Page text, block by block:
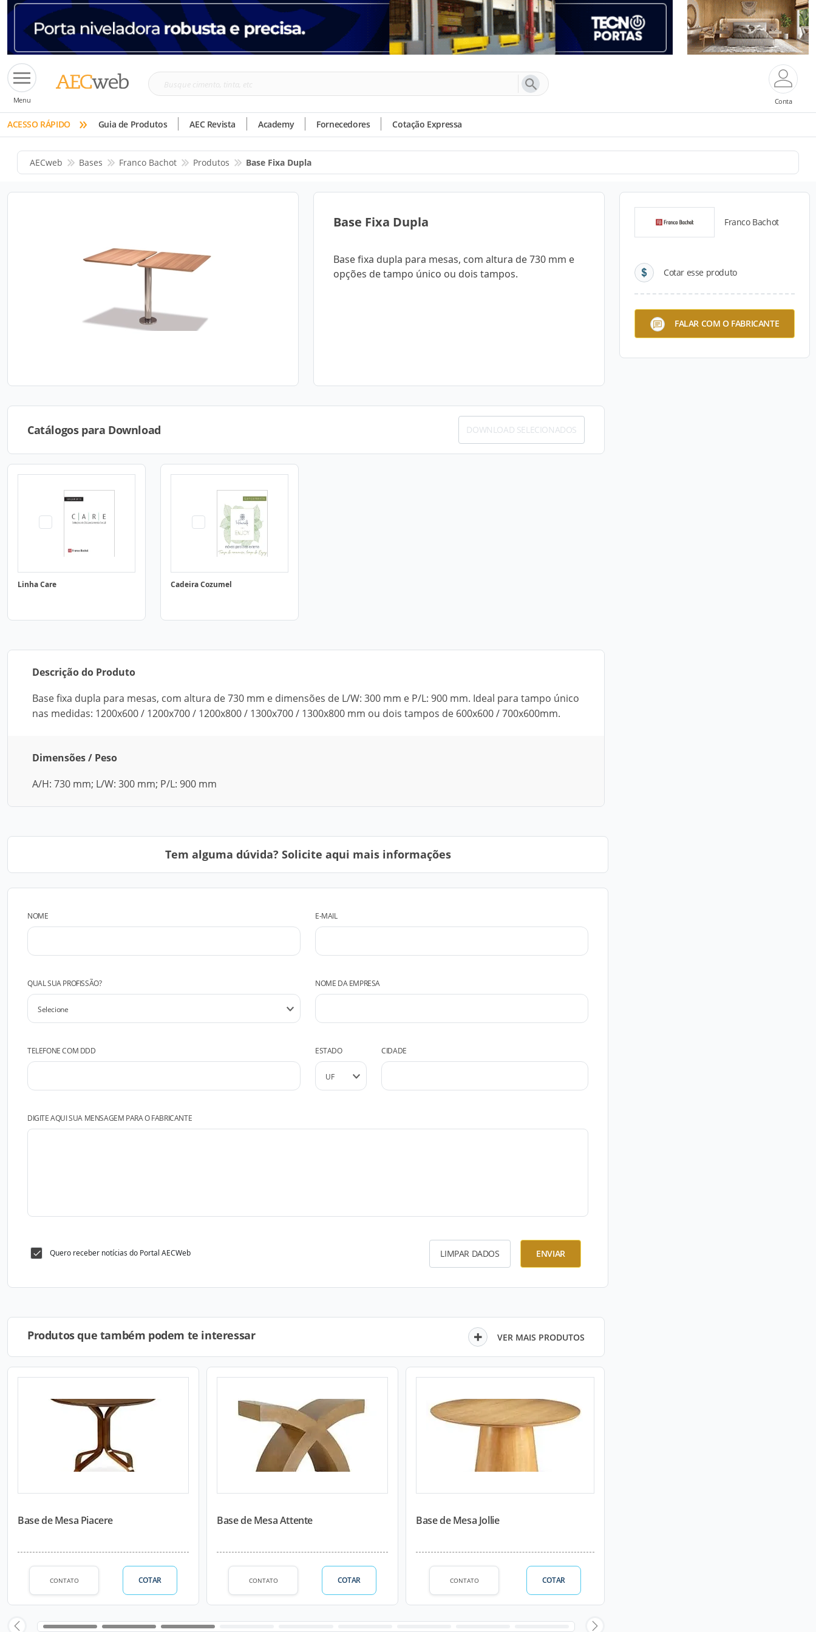
Menu
Busque
tinta,
etc
Conta
ACESSO RÁPIDO » Guia de Produtos AEC Revista Academy Fornecedores Cotação Expressa
AECweb Bases Franco Bachot Produtos Base Fixa Dupla
Base Fixa Dupla
Base fixa dupla para mesas, com altura de 730 mm e
opções de tampo único ou dois tampos.
Franco Bachot
Cotar esse produto
FALAR COM O FABRICANTE
Catálogos para Download DOWNLOAD SELECIONADOS
Linha Care Cadeira Cozumel
Descrição do Produto
Base fixa dupla para mesas, com altura de 730 mm e dimensões de L/W: 300 mm e P/L: 900 mm. Ideal para tampo único
nas medidas: 1200x600 / 1200x700 / 1200x800 / 1300x700 / 1300x800 mm ou dois tampos de 600x600 / 700x600mm.
Dimensões / Peso
A/H: 730 mm; L/W: 300 mm; P/L: 900 mm
Tem alguma dúvida? Solicite aqui mais informações
NOME E-MAIL
QUAL SUA PROFISSÃO? NOME DA EMPRESA
TELEFONE COM DDD ESTADO CIDADE
DIGITE AQUI SUA MENSAGEM PARA O FABRICANTE
Quero receber notícias do Portal AECWeb LIMPAR DADOS ENVIAR
Produtos que também podem te interessar VER MAIS PRODUTOS
Base de Mesa Piacere
CONTATO COTAR
Base de Mesa Attente
CONTATO COTAR
Base de Mesa Jollie
CONTATO COTAR